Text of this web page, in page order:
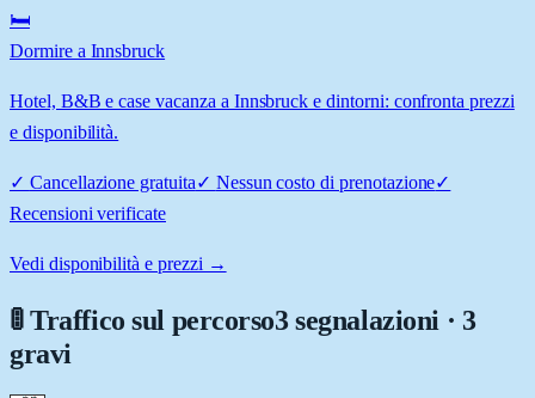
🛏️
Dormire a Innsbruck
Hotel, B&B e case vacanza a Innsbruck e dintorni: confronta prezzi
e disponibilità.
✓ Cancellazione gratuita✓ Nessun costo di prenotazione✓
Recensioni verificate
Vedi disponibilità e prezzi →
🚦 Traffico sul percorso3 segnalazioni · 3
gravi